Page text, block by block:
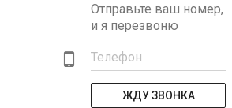
Отправьте ваш номер,
и я перезвоню
Телефон
ЖДУ ЗВОНКА